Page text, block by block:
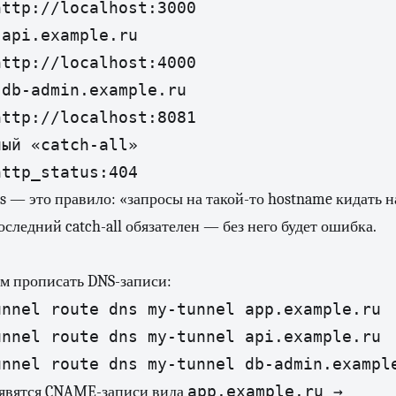
localhost:3000
localhost:4000
admin.example.ru
localhost:8081
«catch-all»
это правило: «запросы на такой-то hostname кидать
catch-all обязателен — без него будет ошибка.
прописать DNS-записи:
route dns my-tunnel app.example.ru
route dns my-tunnel api.example.ru
route dns my-tunnel db-
CNAME-записи вида app.example.ru →